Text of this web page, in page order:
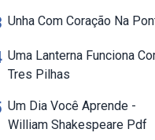
Unha Com Coração Na
Uma Lanterna Funciona
Tres Pilhas
Um Dia Você Aprende -
William Shakespeare Pdf